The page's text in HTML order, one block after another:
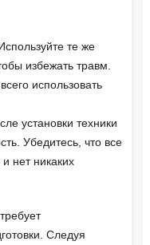
те же
избежать травм.
использовать
установки техники
Убедитесь, что все
нет никаких
требует
Следуя